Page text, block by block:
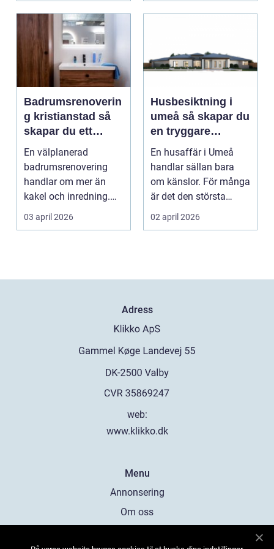
Badrumsrenoverin
g kristianstad så
skapar du ett
funktionellt och
hållbart badrum
En välplanerad
badrumsrenovering
handlar om mer än
kakel och inredning.
För många hushåll
runt Krist...
03 april 2026
Husbesiktning i
umeå så skapar du
en tryggare
bostadsaffär
En husaffär i Umeå
handlar sällan bara
om känslor. För många
är det den största
ekonomiska affären i...
02 april 2026
Adress
web:
www.klikko.dk
Menu
Annonsering
Om oss